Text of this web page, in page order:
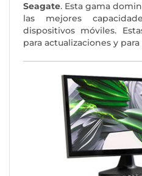
Seagate. Esta gama
las mejores
dispositivos móviles.
para actualizaciones y